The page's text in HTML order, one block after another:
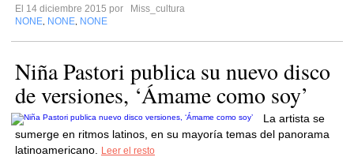
El 14 diciembre 2015 por
Miss_cultura
NONE NONE NONE
Niña Pastori publica su nuevo disco
de versiones, ‘Ámame como soy’
La artista se
sumerge en ritmos latinos, en su mayoría temas del panorama
latinoamericano.
Leer el resto